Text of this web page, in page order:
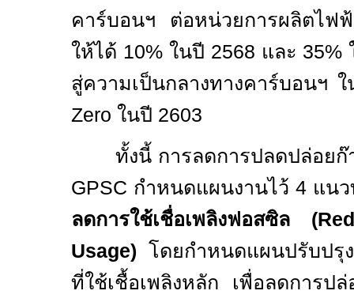
คาร์บอนฯ ต่อหน่วยการผลิตไ
ให้ได้ 10% ในปี 2568 และ 35%
สู่ความเป็นกลางทางคาร์บอนฯ
Zero ในปี 2603
ทั้งนี้ การลดการปลดปล่อยก๊
GPSC กำหนดแผนงานไว้ 4 แน
ลดการใช้เชื่อเพลิงฟอสซิล
Usage) โดยกำหนดแผนปรับปรุ
ที่ใช้เชื้อเพลิงหลัก เพื่อลดการ